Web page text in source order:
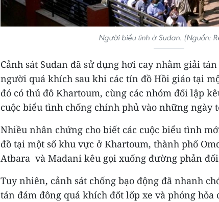
Người biểu tình ở Sudan. (Nguồn:
Cảnh sát Sudan đã sử dụng hơi cay nhằm giải
người quá khích sau khi các tín đồ Hồi giáo tại
đó có thủ đô Khartoum, cùng các nhóm đối lập
cuộc biểu tình chống chính phủ vào những ngày
Nhiều nhân chứng cho biết các cuộc biểu tình
đồ tại một số khu vực ở Khartoum, thành phố
Atbara và Madani kêu gọi xuống đường phản
Tuy nhiên, cảnh sát chống bạo động đã nhanh
tán đám đông quá khích đốt lốp xe và phóng hỏa